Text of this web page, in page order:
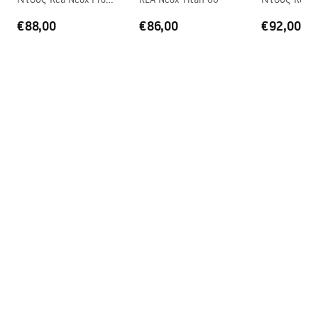
elementy
€88,00 €86,00 €92,00